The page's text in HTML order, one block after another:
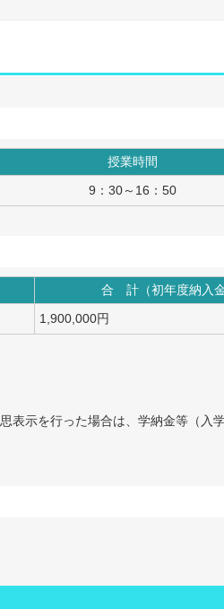
授業時間
9：30～16：50
合 計（初年度納入金
1,900,000円
表示を行った場合は、学納金等（入